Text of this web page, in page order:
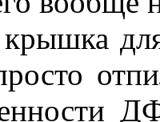
для